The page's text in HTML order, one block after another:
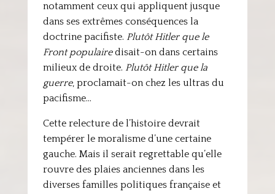
notamment ceux qui appliquent jusque
dans ses extrêmes conséquences la
doctrine pacifiste. Plutôt Hitler que le
Front populairedisait-on dans certains
milieux de droite. Plutôt Hitler que la
guerre, proclamait-on chez les ultras du
pacifisme…
Cette relecture de l’histoire devrait
tempérer le moralisme d’une certaine
gauche. Mais il serait regrettable qu’elle
rouvre des plaies anciennes dans les
diverses familles politiques française et